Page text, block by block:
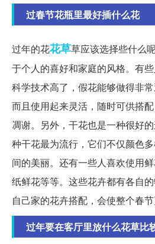
过春节花瓶里最好插什么花
过年的花花草草应该选择些什么
于个人的喜好和家庭的风格。有
科学技术高了，假花能够做得非
而且使用起来灵活，随时可供搭
凋谢。另外，干花也是一种很好
种干花最为流行，它们不仅颜色
间的美丽。还有一些人喜欢使用鲜
纸鲜花等等。这些花卉都有各自
自己家的花卉搭配，会使整个春节
过年要在客厅里放什么花草比